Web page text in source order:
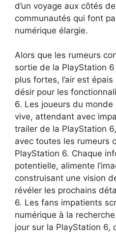
d’un voyage aux côtés
communautés qui font
numérique élargie.
Alors que les rumeurs
sortie de la PlayStation
plus fortes, l’air est
désir pour les
6. Les joueurs du
vive, attendant avec
trailer de la PlayStation
avec toutes les rumeurs
PlayStation 6. Chaque
potentielle, alimente
construisant une vision
révéler les prochains
6. Les fans impatients
numérique à la
jour sur la PlayStation 6,